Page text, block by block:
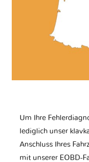
Um Ihre
lediglich unser
Anschluss Ihres
mit unserer EOBD-